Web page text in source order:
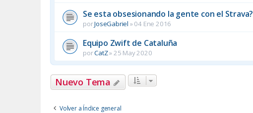
Se esta obsesionando la gente con el Strava?
porJoseGabriel »04 Ene 2016
Equipo Zwift de Cataluña
porCatZ»25 May 2020
Nuevo Tema
Volver a Índice general